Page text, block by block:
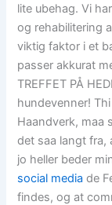
lite ubehag. Vi
og rehabilitering
viktig faktor i et
passer akkurat
TREFFET PÅ
hundevenner!
Haandverk, maa
det saa langt fra,
jo heller beder
social media de
findes, og at